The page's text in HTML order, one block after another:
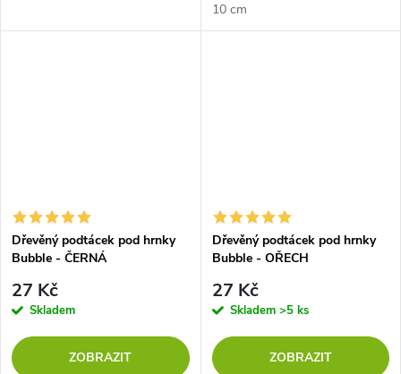
10 cm
Dřevěný podtácek pod hrnky
Bubble - ČERNÁ
27 Kč
Skladem
ZOBRAZIT
Dřevěný podtácek pod hrnky
Bubble - OŘECH
27 Kč
Skladem >5 ks
ZOBRAZIT